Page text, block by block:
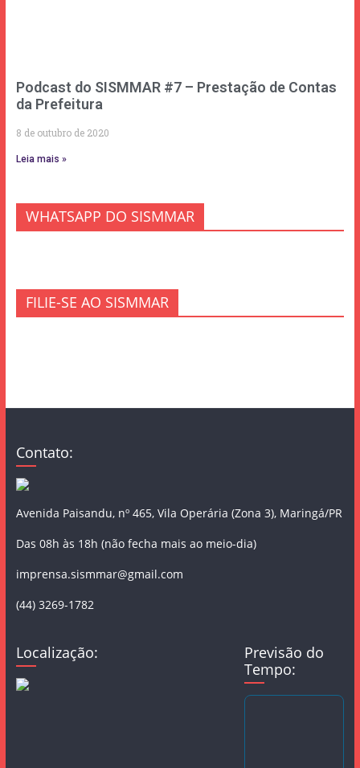
Podcast do SISMMAR #7 – Prestação de Contas
da Prefeitura
8 de outubro de 2020
Leia mais »
WHATSAPP DO SISMMAR
FILIE-SE AO SISMMAR
Contato:
Avenida Paisandu, nº 465, Vila Operária (Zona 3), Maringá/PR
Das 08h às 18h (não fecha mais ao meio-dia)
imprensa.sismmar@gmail.com
(44) 3269-1782
Localização:
Previsão do
Tempo: